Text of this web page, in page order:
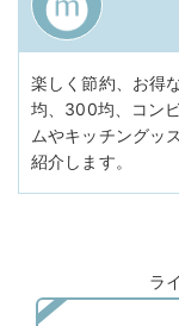
楽しく節約、お得
均、300均、コン
ムやキッチングッ
紹介します。
ラ